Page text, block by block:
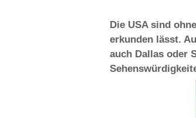
Die USA sind
erkunden lässt.
auch Dallas oder